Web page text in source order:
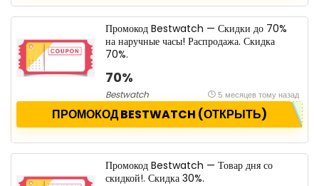
Промокод Bestwatch — Скидки до 70%
на наручные часы! Распродажа. Скидка
70%.
70%
Bestwatch 5 месяцев тому назад
ПРОМОКОД BESTWATCH (ОТКРЫТЬ)
Промокод Bestwatch — Товар дня со
скидкой!. Скидка 30%.